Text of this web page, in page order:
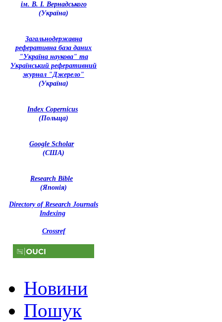
ім. В. І. Вернадського
(Україна)
Загальнодержавна
реферативна база даних
"Україна наукова" та
Український реферативний
журнал "Джерело"
(Україна)
Index Copernicus
(Польща)
Google Scholar
(США)
Research Bible
(Японія)
Directory of Research Journals
Indexing
Crossref
Новини
Пошук